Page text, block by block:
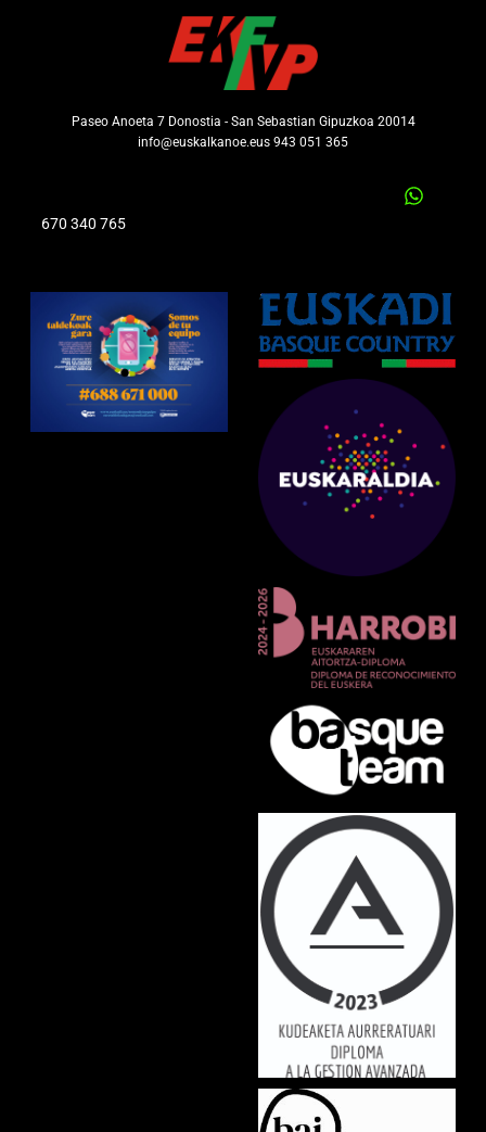
Paseo Anoeta 7 Donostia - San Sebastian Gipuzkoa 20014
info@euskalkanoe.eus 943 051 365
670 340 765